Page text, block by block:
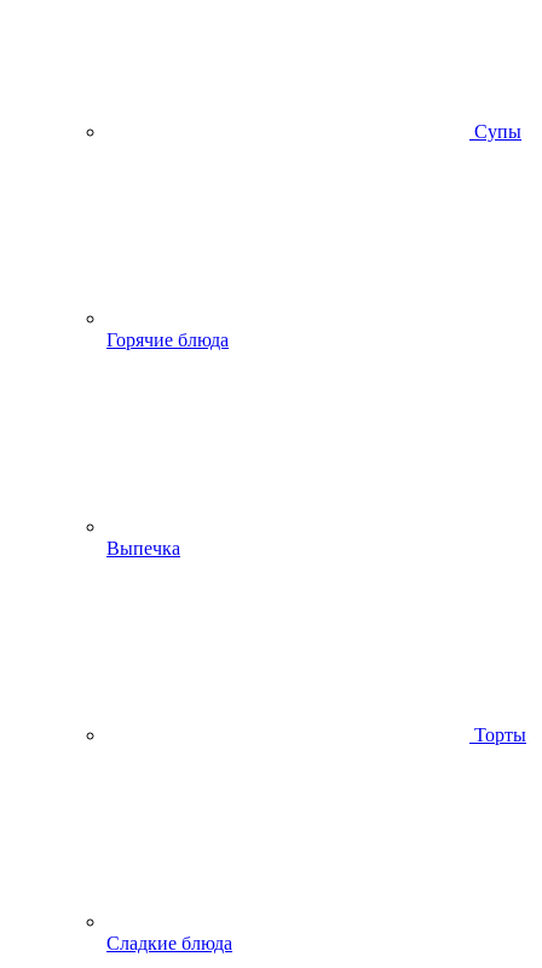
Супы
Горячие блюда
Выпечка
Торты
Сладкие блюда